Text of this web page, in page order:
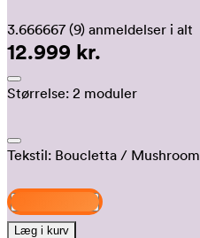
3.666667 (9) anmeldelser i alt
12.999 kr.
Størrelse: 2 moduler
Tekstil: Boucletta / Mushroom
Læg i kurv